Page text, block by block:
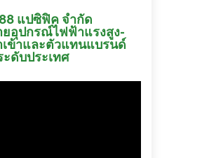
แปซิฟิค จำกัด
ยอุปกรณ์ไฟฟ้าแรงสูง-
ข้าและตัวแทนแบรนด์
ดับประเทศ